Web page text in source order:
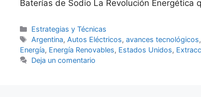
Baterías de Sodio La Revolución Energética
Categorías
Estrategias y Técnicas
Etiquetas
Argentina, Autos Eléctricos,avances tecnológicos,
Energía, Energía Renovables, Estados Unidos,
Deja un comentario